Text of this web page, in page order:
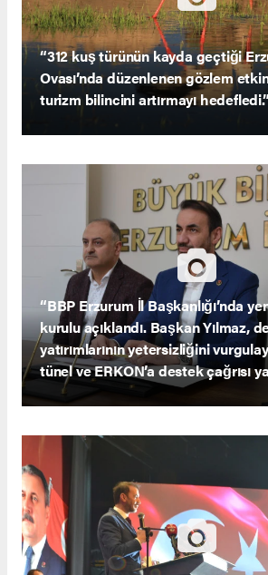
“312 kuş türünün kayda geçtiği
Ovası’nda düzenlenen gözlem
turizm bilincini artırmayı hedefledi.”
“BBP Erzurum İl Başkanlığı’nda
kurulu açıklandı. Başkan Yılmaz,
yatırımlarının yetersizliğini
tünel ve ERKON’a destek çağrısı